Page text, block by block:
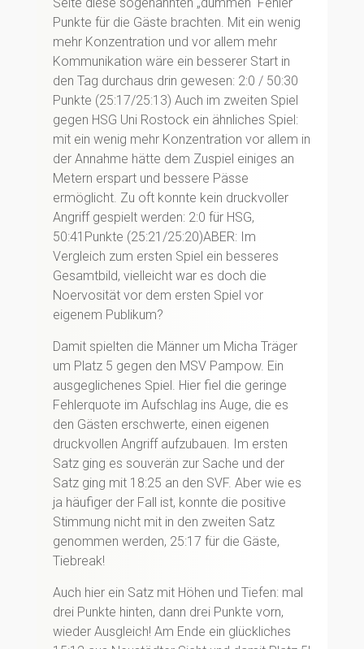
Punkte für die Gäste brachten. Mit ein wenig
mehr Konzentration und vor allem mehr
Kommunikation wäre ein besserer Start in
den Tag durchaus drin gewesen: 2:0 / 50:30
Punkte (25:17/25:13) Auch im zweiten Spiel
gegen HSG Uni Rostock ein ähnliches Spiel:
mit ein wenig mehr Konzentration vor allem in
der Annahme hätte dem Zuspiel einiges an
Metern erspart und bessere Pässe
ermöglicht. Zu oft konnte kein druckvoller
Angriff gespielt werden: 2:0 für HSG,
50:41Punkte (25:21/25:20)ABER: Im
Vergleich zum ersten Spiel ein besseres
Gesamtbild, vielleicht war es doch die
Noervosität vor dem ersten Spiel vor
eigenem Publikum?
Damit spielten die Männer um Micha Träger
um Platz 5 gegen den MSV Pampow. Ein
ausgeglichenes Spiel. Hier fiel die geringe
Fehlerquote im Aufschlag ins Auge, die es
den Gästen erschwerte, einen eigenen
druckvollen Angriff aufzubauen. Im ersten
Satz ging es souverän zur Sache und der
Satz ging mit 18:25 an den SVF. Aber wie es
ja häufiger der Fall ist, konnte die positive
Stimmung nicht mit in den zweiten Satz
genommen werden, 25:17 für die Gäste,
Tiebreak!
Auch hier ein Satz mit Höhen und Tiefen: mal
drei Punkte hinten, dann drei Punkte vorn,
wieder Ausgleich! Am Ende ein glückliches